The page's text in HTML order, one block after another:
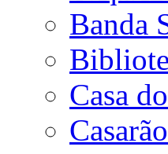
Banda
Casa